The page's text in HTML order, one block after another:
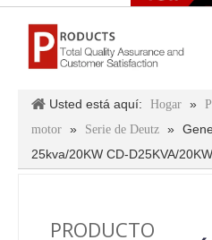
Usted está aquí: Hogar »
motor » Serie de Deutz »
25kva/20KW CD-D25KVA/
PRODUCTO